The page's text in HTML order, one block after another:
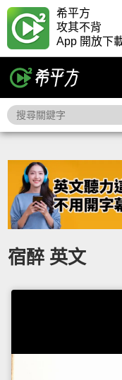
希平方
攻其不背
App 開放下
宿醉 英文